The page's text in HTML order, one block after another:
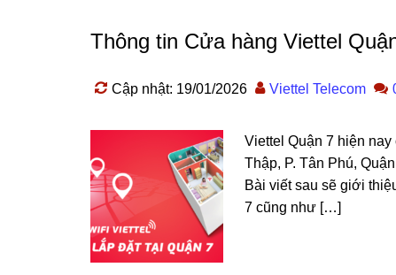
Thông tin Cửa hàng Viettel
Cập nhật: 19/01/2026 Viettel Telecom
Viettel Quận 7 hiện
Thập, P. Tân Phú,
Bài viết sau sẽ giới
7 cũng như […]